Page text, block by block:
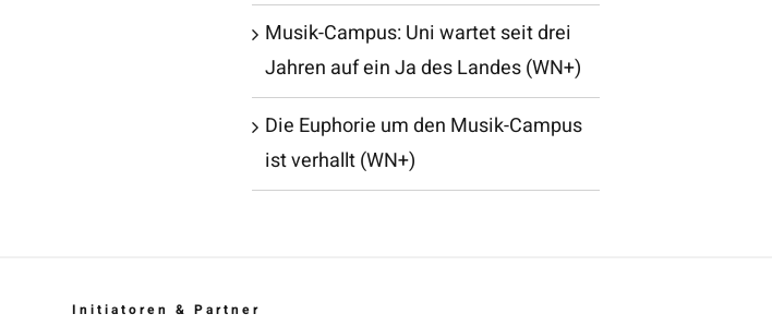
Musik-Campus: Uni wartet seit drei
Jahren auf ein Ja des Landes (WN+)
Die Euphorie um den Musik-Campus
ist verhallt (WN+)
Initiatoren & Partner